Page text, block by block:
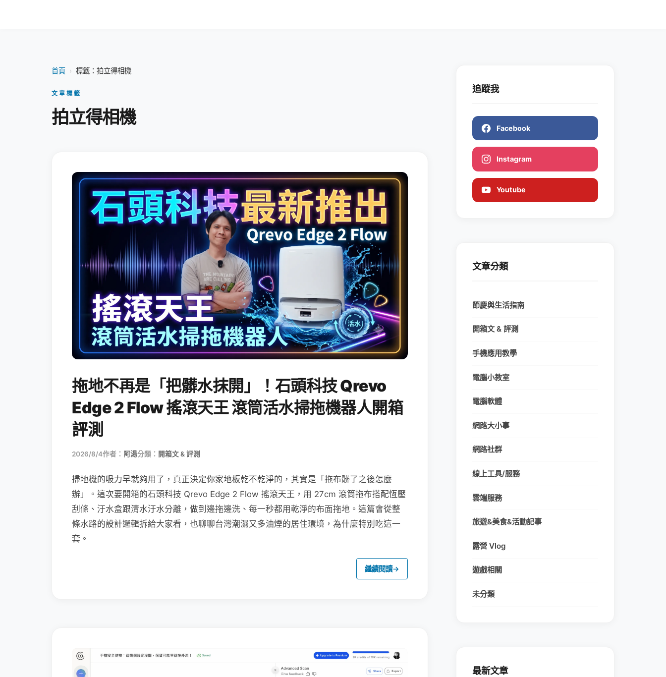
首頁 › 標籤：拍立得相機
文章標籤
拍立得相機
拖地不再是「把髒水抹開」！石頭科技 Qrevo
Edge 2 Flow 搖滾天王 滾筒活水掃拖機器人開箱
評測
2026/8/4作者： 阿湯分類： 開箱文 & 評測
掃地機的吸力早就夠用了，真正決定你家地板乾不乾淨的，其實是「拖布髒了之後怎麼
辦」。這次要開箱的石頭科技 Qrevo Edge 2 Flow 搖滾天王，用 27cm 滾筒拖布搭配恆壓
刮條、汙水盒跟清水汙水分離，做到邊拖邊洗、每一秒都用乾淨的布面拖地。這篇會從整
條水路的設計邏輯拆給大家看，也聊聊台灣潮濕又多油煙的居住環境，為什麼特別吃這一
套。
繼續閱讀→
追蹤我
Facebook
Instagram
Youtube
文章分類
節慶與生活指南
開箱文 & 評測
手機應用教學
電腦小教室
電腦軟體
網路大小事
網路社群
線上工具/服務
雲端服務
旅遊&美食&活動記事
露營 Vlog
遊戲相關
未分類
最新文章